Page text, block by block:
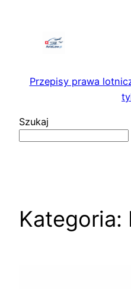
Przepisy prawa
Szukaj
Kategoria: